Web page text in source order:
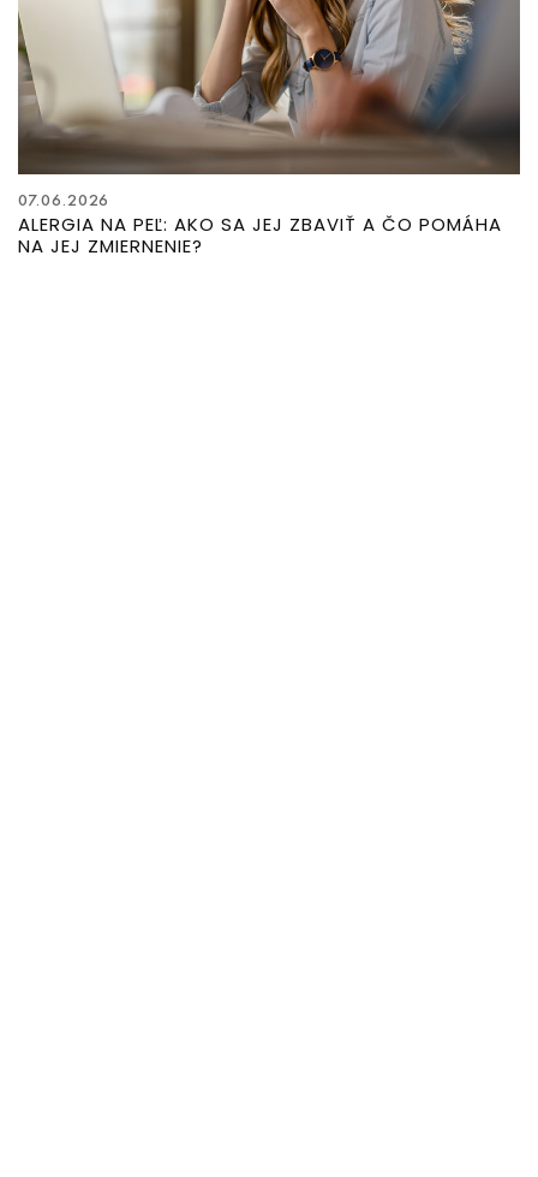
07.06.2026
ALERGIA NA PEĽ: AKO SA JEJ ZBAVIŤ A ČO POMÁHA
NA JEJ ZMIERNENIE?